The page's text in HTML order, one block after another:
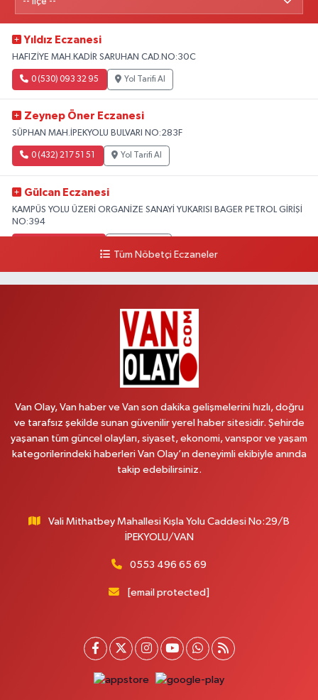
Yıldız Eczanesi
HAFIZİYE MAH.KADİR SARUHAN CAD.NO:30C
0 (530) 093 32 95 Yol Tarifi Al
Zeynep Öner Eczanesi
SÜPHAN MAH.İPEKYOLU BULVARI NO:283F
0 (432) 217 51 51 Yol Tarifi Al
Gülcan Eczanesi
KAMPÜS YOLU ÜZERİ ORGANİZE SANAYİ YUKARISI BAGER PETROL GİRİŞİ
NO:394
HEKİM HASTANESİ ACİL KARŞISI
Yol Tarifi Al
MAHMUDİYE MAH.ATATÜRK CAD.NO:17B
0 (531) 621 69 65 Yol Tarifi Al
Onay Eczanesi
Yenı Derman Eczanesi
Akdamar Hastanesi Acil yanı. İpekyolu. Hatuniye mahallesi terzioğlu, Eski
Yol Tarifi Al
Kışla Mah.Çınarlı Cad.1038 Sk.No:93 3-4
0 (432) 354 37 36 Yol Tarifi Al
Tüm Nöbetçi Eczaneler
Van Olay, Van haber ve Van son dakika gelişmelerini hızlı, doğru
ve tarafsız şekilde sunan güvenilir yerel haber sitesidir. Şehirde
yaşanan tüm güncel olayları, siyaset, ekonomi, vanspor ve yaşam
kategorilerindeki haberleri Van Olay’ın deneyimli ekibiyle anında
takip edebilirsiniz.
Vali Mithatbey Mahallesi Kışla Yolu Caddesi No:29/B
İPEKYOLU/VAN
0553 496 65 69
[email protected]